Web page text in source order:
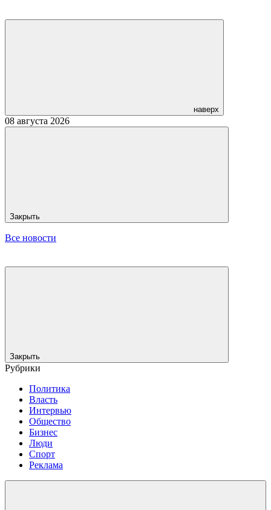
наверх
08 августа 2026
Закрыть
Все новости
Закрыть
Рубрики
Политика
Власть
Интервью
Общество
Бизнес
Люди
Спорт
Реклама